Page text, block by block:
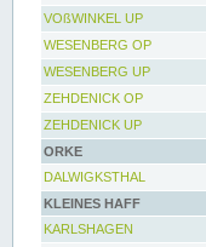
VOßWINKEL UP
WESENBERG OP
WESENBERG UP
ZEHDENICK OP
ZEHDENICK UP
ORKE
DALWIGKSTHAL
KLEINES HAFF
KARLSHAGEN